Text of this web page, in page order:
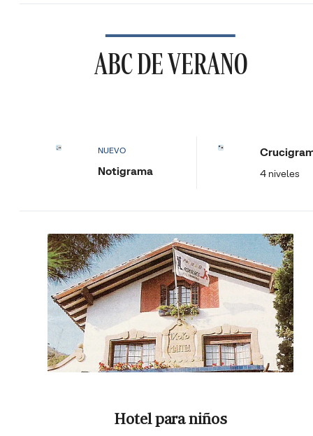
ABC DE VERANO
NUEVO
Notigrama 4 niveles
Hotel para niños